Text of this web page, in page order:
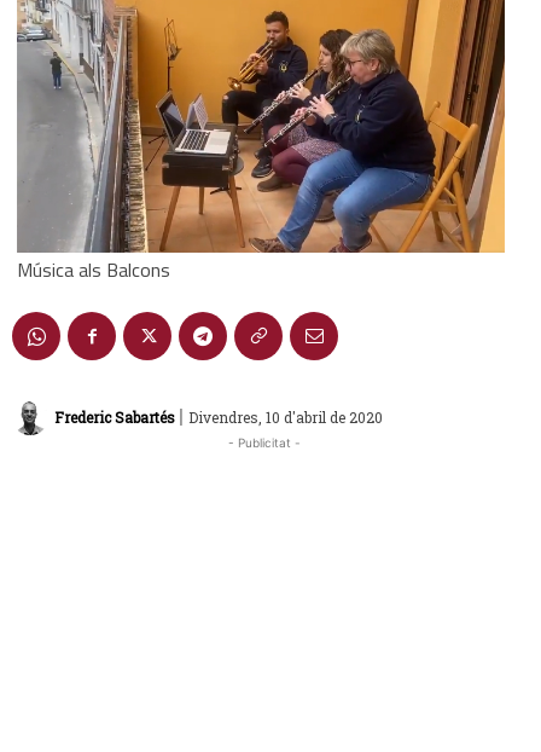
Música als Balcons
Frederic Sabartés | Divendres, 10 d'abril de 2020
- Publicitat -